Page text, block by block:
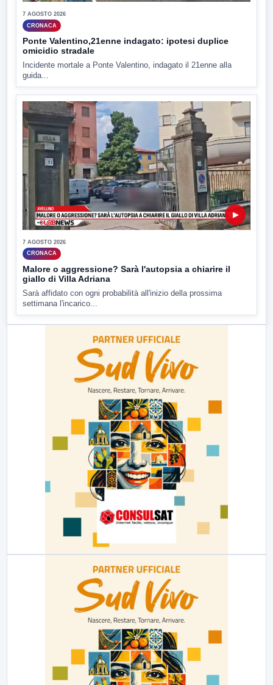
7 AGOSTO 2026
CRONACA
Ponte Valentino,21enne indagato: ipotesi duplice
omicidio stradale
Incidente mortale a Ponte Valentino, indagato il 21enne alla
guida...
▶
7 AGOSTO 2026
CRONACA
Malore o aggressione? Sarà l'autopsia a chiarire il
giallo di Villa Adriana
Sarà affidato con ogni probabilità all'inizio della prossima
settimana l'incarico...